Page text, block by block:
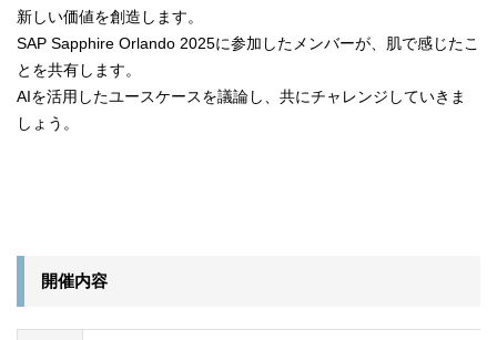
新しい価値を創造します。
SAP Sapphire Orlando 2025に参加したメンバーが、肌で感じたこ
とを共有します。
AIを活用したユースケースを議論し、共にチャレンジしていきま
しょう。
開催内容